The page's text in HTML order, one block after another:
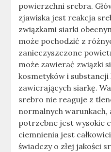
powierzchni srebra.
zjawiska jest reakcja
związkami siarki
może pochodzić z
zanieczyszczone
może zawierać związki
kosmetyków i
zawierających siarkę.
srebro nie reaguje z
normalnych
potrzebne jest wysokie
ciemnienia jest
świadczy o złej jakości